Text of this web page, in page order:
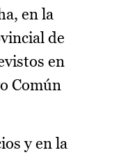
en la
de
en
Común
y en la